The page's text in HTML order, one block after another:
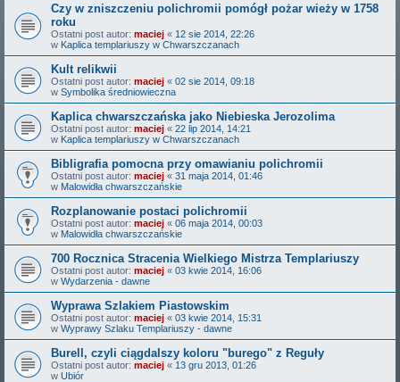
Czy w zniszczeniu polichromii pomógł pożar wieży w 1758
roku
Ostatni post autor: maciej « 12 sie 2014, 22:26
w Kaplica templariuszy w Chwarszczanach
Kult relikwii
Ostatni post autor: maciej « 02 sie 2014, 09:18
w Symbolika średniowieczna
Kaplica chwarszczańska jako Niebieska Jerozolima
Ostatni post autor: maciej « 22 lip 2014, 14:21
w Kaplica templariuszy w Chwarszczanach
Bibligrafia pomocna przy omawianiu polichromii
Ostatni post autor: maciej « 31 maja 2014, 01:46
w Malowidła chwarszczańskie
Rozplanowanie postaci polichromii
Ostatni post autor: maciej « 06 maja 2014, 00:03
w Malowidła chwarszczańskie
700 Rocznica Stracenia Wielkiego Mistrza Templariuszy
Ostatni post autor: maciej « 03 kwie 2014, 16:06
w Wydarzenia - dawne
Wyprawa Szlakiem Piastowskim
Ostatni post autor: maciej « 03 kwie 2014, 15:31
w Wyprawy Szlaku Templariuszy - dawne
Burell, czyli ciągdalszy koloru "burego" z Reguły
Ostatni post autor: maciej « 13 gru 2013, 01:26
w Ubiór